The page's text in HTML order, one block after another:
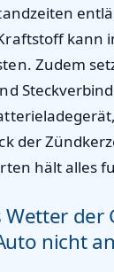
kann
Zudem
der
hält alles
Wetter der
nicht